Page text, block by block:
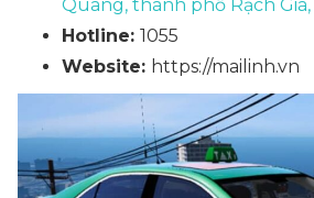
Quang, thành phố Rạch
Hotline: 1055
Website: https://mailinh.vn